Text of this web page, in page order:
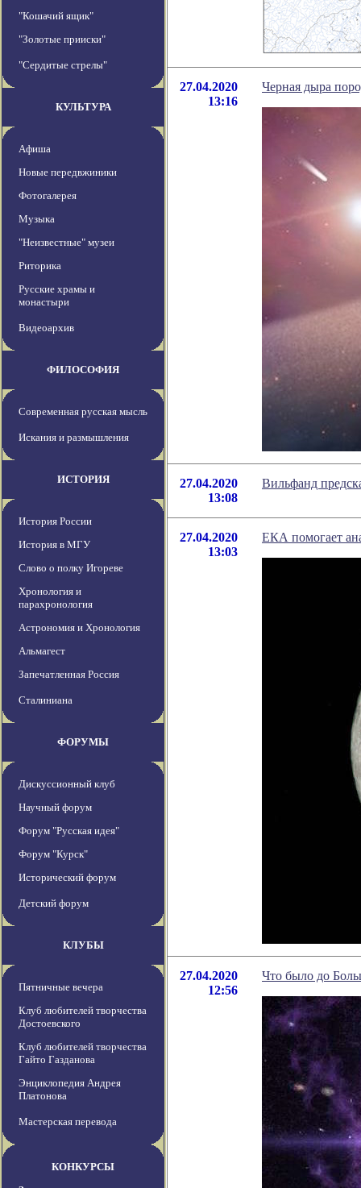
"Кошачий ящик"
"Золотые прииски"
"Сердитые стрелы"
КУЛЬТУРА
Афиша
Новые передвжиники
Фотогалерея
Музыка
"Неизвестные" музеи
Риторика
Русские храмы и
монастыри
Видеоархив
ФИЛОСОФИЯ
Современная русская мысль
Искания и размышления
ИСТОРИЯ
История России
История в МГУ
Слово о полку Игореве
Хронология и
парахронология
Астрономия и Хронология
Альмагест
Запечатленная Россия
Сталиниана
ФОРУМЫ
Дискуссионный клуб
Научный форум
Форум "Русская идея"
Форум "Курск"
Исторический форум
Детский форум
КЛУБЫ
Пятничные вечера
Клуб любителей творчества
Достоевского
Клуб любителей творчества
Гайто Газданова
Энциклопедия Андрея
Платонова
Мастерская перевода
КОНКУРСЫ
27.04.2020
13:16
Черная дыра
27.04.2020
13:08
Вильфанд
27.04.2020
13:03
ЕКА помогает
27.04.2020
12:56
Что было до